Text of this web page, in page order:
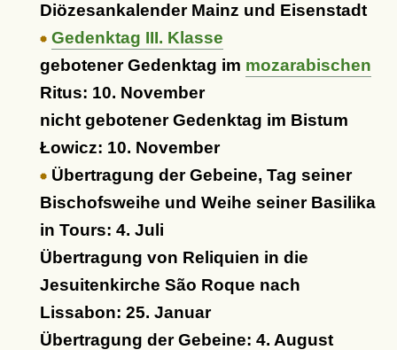
Diözesankalender Mainz und Eisenstadt
Gedenktag III. Klasse
gebotener Gedenktag im mozarabischen
Ritus: 10. November
nicht gebotener Gedenktag im Bistum
Łowicz: 10. November
Übertragung der Gebeine, Tag seiner
Bischofsweihe und Weihe seiner Basilika
in Tours: 4. Juli
Übertragung von Reliquien in die
Jesuitenkirche São Roque nach
Lissabon: 25. Januar
Übertragung der Gebeine: 4. August